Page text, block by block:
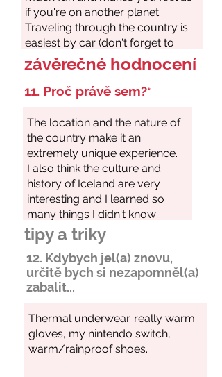
závěrečné hodnocení
11. Proč právě sem?*
tipy a triky
12. Kdybych jel(a) znovu,
určitě bych si nezapomněl(a)
zabalit...